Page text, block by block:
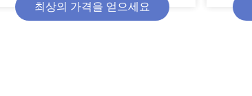
최상의 가격을 얻으세요